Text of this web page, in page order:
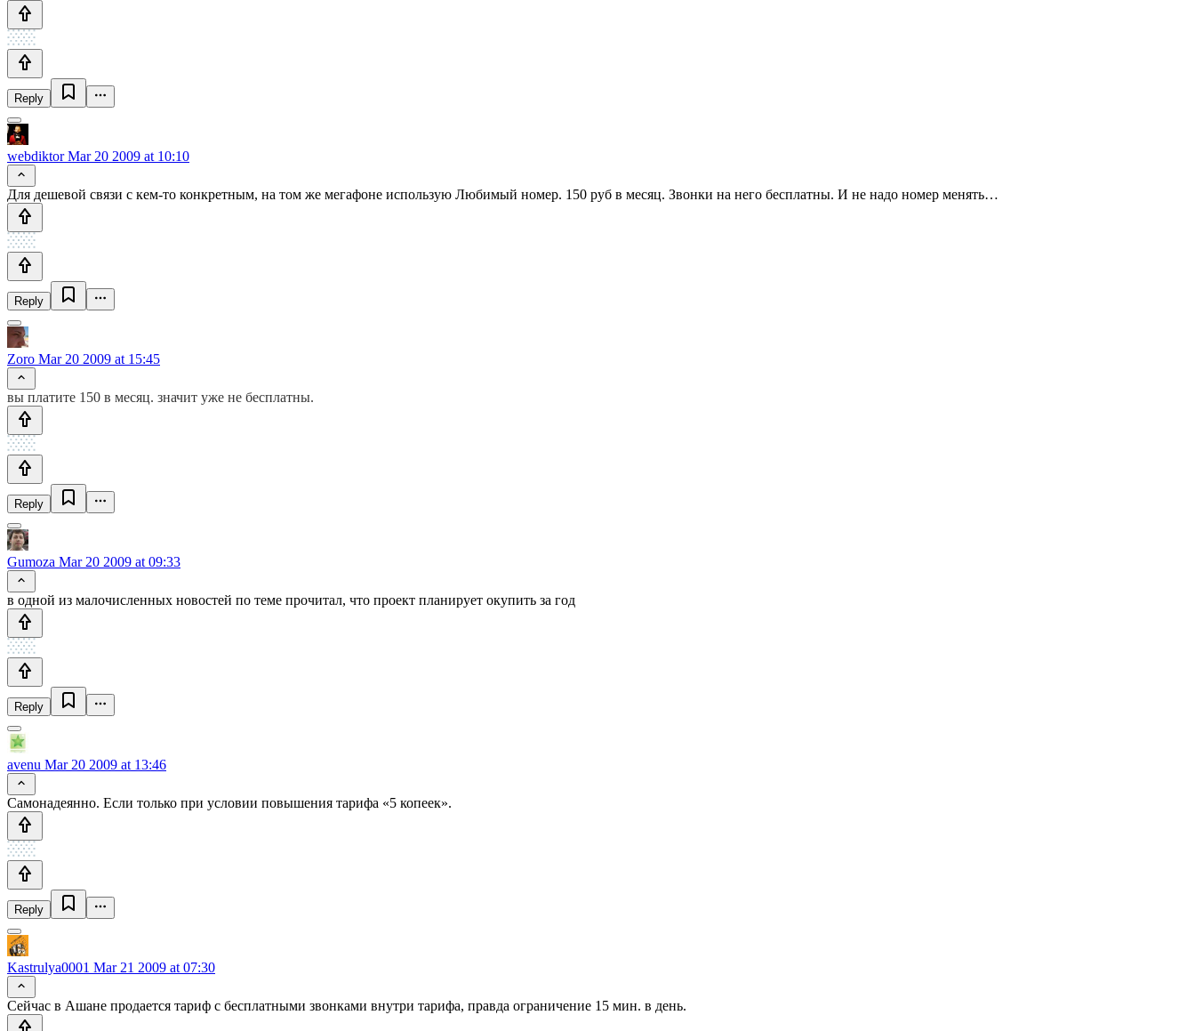
Reply
webdiktorMar 20 2009 at 10:10
Для дешевой связи с кем-то конкретным, на том же мегафоне использую Любимый номер. 150 руб в месяц. Звонки на него бесплатны. И не надо номер менять…
Reply
Zoro Mar 20 2009 at 15:45
вы платите 150 в месяц. значит уже не бесплатны.
Reply
Gumoza Mar 20 2009 at 09:33
в одной из малочисленных новостей по теме прочитал, что проект планирует окупить за год
Reply
avenu Mar 20 2009 at 13:46
Самонадеянно. Если только при условии повышения тарифа «5 копеек».
Reply
Kastrulya0001 Mar 21 2009 at 07:30
Сейчас в Ашане продается тариф с бесплатными звонками внутри тарифа, правда ограничение 15 мин. в день.